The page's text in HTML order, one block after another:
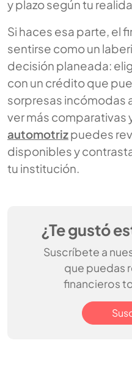
y plazo según tu
Si haces esa parte, el
sentirse como un
decisión planeada:
con un crédito que
sorpresas incómodas
ver más comparativas
automotrizpuedes
disponibles y
tu institución.
¿Te gustó
Suscríbete a
que puedas
financieros